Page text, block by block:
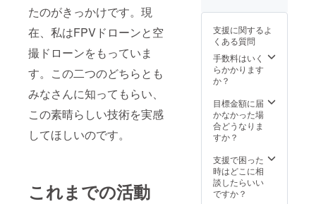
たのがきっかけです。現
在、私はFPVドローンと空
撮ドローンをもっていま
す。この二つのどちらとも
みなさんに知ってもらい、
この素晴らしい技術を実感
してほしいのです。
これまでの活動
支援に関するよ
くある質問
手数料はいく
らかかります
か？
目標金額に届
かなかった場
合どうなりま
すか？
支援で困った
時はどこに相
談したらいい
ですか？